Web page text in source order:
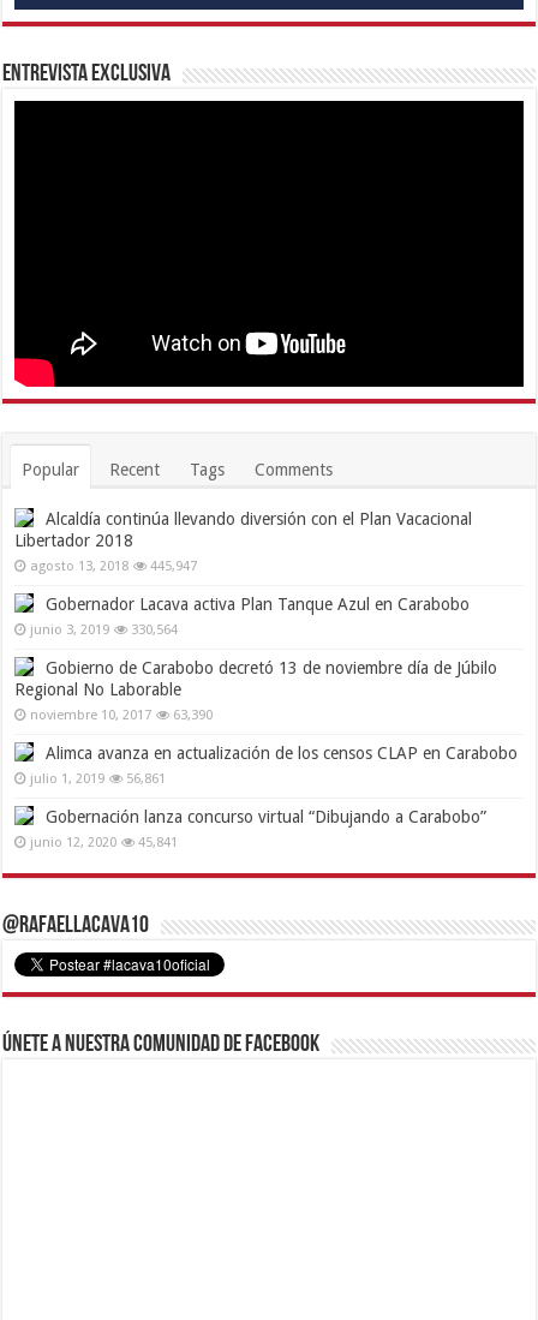
Entrevista Exclusiva
Popular Recent Tags Comments
Alcaldía continúa llevando diversión con el Plan Vacacional
Libertador 2018
agosto 13, 2018 445,947
Gobernador Lacava activa Plan Tanque Azul en Carabobo
junio 3, 2019 330,564
Gobierno de Carabobo decretó 13 de noviembre día de Júbilo
Regional No Laborable
noviembre 10, 2017 63,390
Alimca avanza en actualización de los censos CLAP en Carabobo
julio 1, 2019 56,861
Gobernación lanza concurso virtual “Dibujando a Carabobo”
junio 12, 2020 45,841
@RafaelLacava10
Únete a nuestra comunidad de Facebook